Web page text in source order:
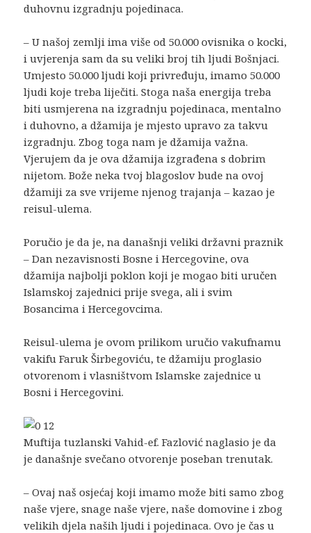
duhovnu izgradnju pojedinaca.
– U našoj zemlji ima više od 50.000 ovisnika o kocki,
i uvjerenja sam da su veliki broj tih ljudi Bošnjaci.
Umjesto 50.000 ljudi koji privređuju, imamo 50.000
ljudi koje treba liječiti. Stoga naša energija treba
biti usmjerena na izgradnju pojedinaca, mentalno
i duhovno, a džamija je mjesto upravo za takvu
izgradnju. Zbog toga nam je džamija važna.
Vjerujem da je ova džamija izgrađena s dobrim
nijetom. Bože neka tvoj blagoslov bude na ovoj
džamiji za sve vrijeme njenog trajanja – kazao je
reisul-ulema.
Poručio je da je, na današnji veliki državni praznik
– Dan nezavisnosti Bosne i Hercegovine, ova
džamija najbolji poklon koji je mogao biti uručen
Islamskoj zajednici prije svega, ali i svim
Bosancima i Hercegovcima.
Reisul-ulema je ovom prilikom uručio vakufnamu
vakifu Faruk Širbegoviću, te džamiju proglasio
otvorenom i vlasništvom Islamske zajednice u
Bosni i Hercegovini.
Muftija tuzlanski Vahid-ef. Fazlović naglasio je da
je današnje svečano otvorenje poseban trenutak.
– Ovaj naš osjećaj koji imamo može biti samo zbog
naše vjere, snage naše vjere, naše domovine i zbog
velikih djela naših ljudi i pojedinaca. Ovo je čas u